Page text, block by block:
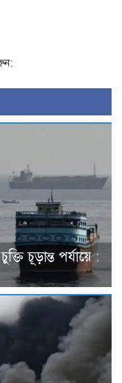
চূড়ান্ত পর্যায়ে :